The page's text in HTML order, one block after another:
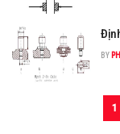
BY
1